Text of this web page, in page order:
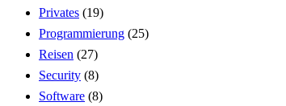
Privates (19)
Programmierung (25)
Reisen (27)
Security (8)
Software (8)